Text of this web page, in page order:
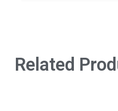
Related